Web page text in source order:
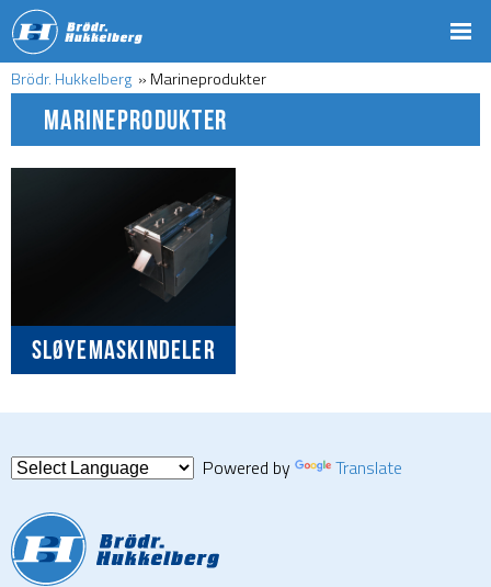
Brödr. Hukkelberg » Marineprodukter
MARINEPRODUKTER
SLØYEMASKINDELER
Powered by Translate